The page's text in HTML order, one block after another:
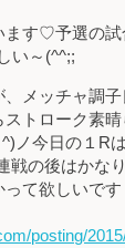
ます♡予選の試
い～(^^;;
メッチャ調
トローク素
ノ今日の１R
戦の後はかな
て欲しいで
posting/